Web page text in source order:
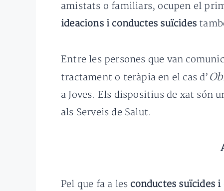
amistats o familiars, ocupen el
ideacions i conductes suïcides
Entre les persones que van
tractament o teràpia en el cas d’
a Joves. Els dispositius de xat són
als Serveis de Salut.
Pel que fa a les conductes suïcides i